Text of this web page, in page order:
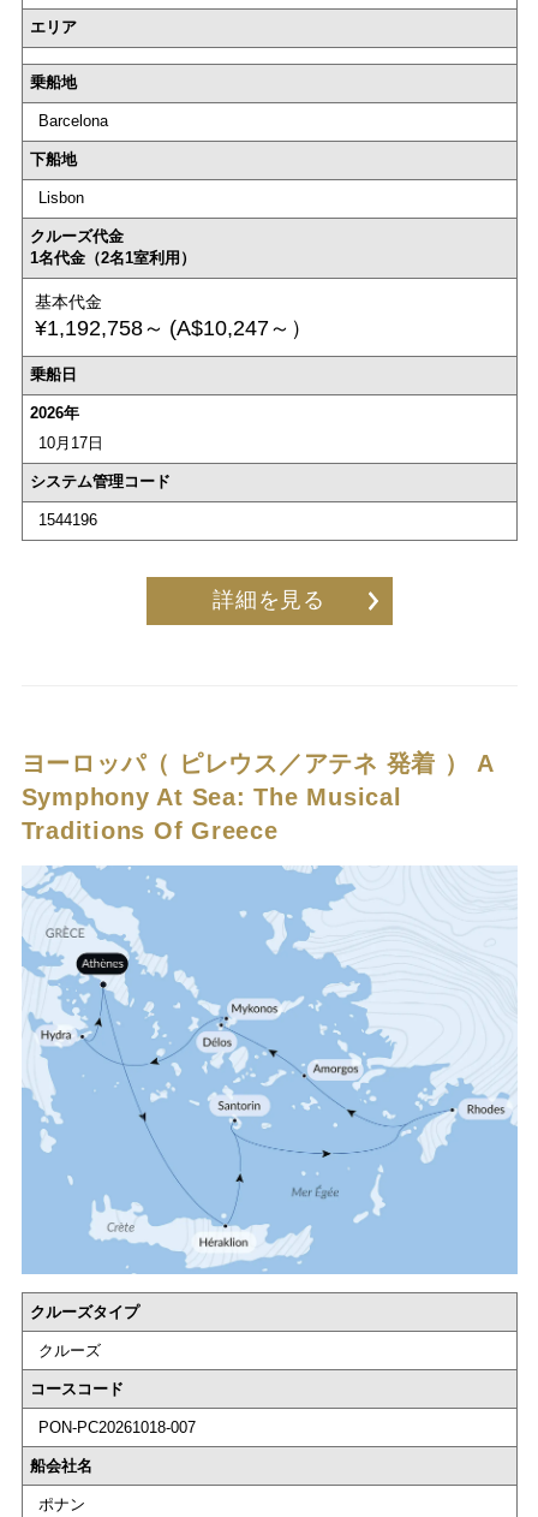
エリア
乗船地
Barcelona
下船地
Lisbon
クルーズ代金
1名代金（2名1室利用）
基本代金
¥1,192,758～ (A$10,247～）
乗船日
2026年
10月17日
システム管理コード
1544196
詳細を見る
ヨーロッパ（ ピレウス／アテネ 発着 ） A
Symphony At Sea: The Musical
Traditions Of Greece
クルーズタイプ
クルーズ
コースコード
PON-PC20261018-007
船会社名
ポナン